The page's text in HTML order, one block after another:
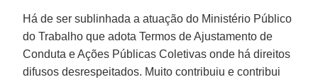
Há de ser sublinhada a atuação do Ministério Público
do Trabalho que adota Termos de Ajustamento de
Conduta e Ações Públicas Coletivas onde há direitos
difusos desrespeitados. Muito contribuiu e contribui